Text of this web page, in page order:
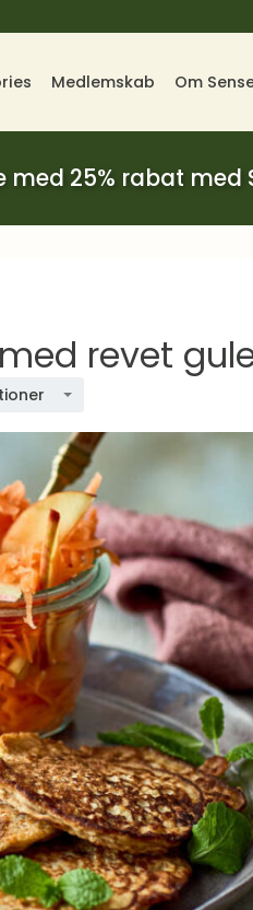
Medlemskab Om
25% rabat med
revet